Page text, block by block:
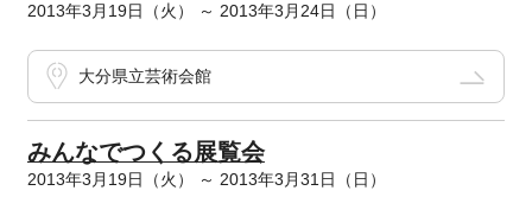
2013年3月19日（火） ～ 2013年3月24日（日）
大分県立芸術会館
みんなでつくる展覧会
2013年3月19日（火） ～ 2013年3月31日（日）